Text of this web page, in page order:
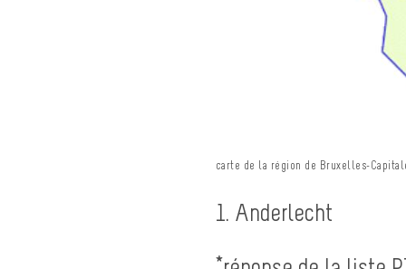
carte de la région de Bruxelles-
1. Anderlecht